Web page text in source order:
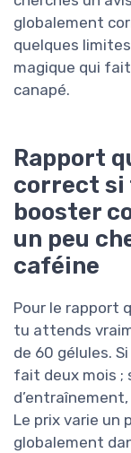
globalement
quelques
magique qui
canapé.
Rapport
correct si
booster
un peu
caféine
Pour le rapport
tu attends
de 60 gélules.
fait deux mois ;
Le prix varie un
globalement